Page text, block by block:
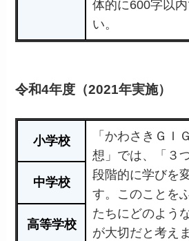
体的に600字以
い。
令和4年度（2021年実施）
小学校
「かわさきＧＩ
想」では、「３
段階的に学びを
す。このことを
たちにどのよう
が大切だと考え
中学校
高等学校